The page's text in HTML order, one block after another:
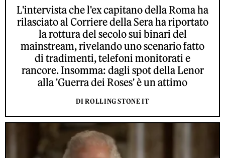
L'intervista che l'ex capitano della Roma ha
rilasciato al Corriere della Sera ha riportato
la rottura del secolo sui binari del
mainstream, rivelando uno scenario fatto
di tradimenti, telefoni monitorati e
rancore. Insomma: dagli spot della Lenor
alla 'Guerra dei Roses' è un attimo
DI ROLLING STONE IT